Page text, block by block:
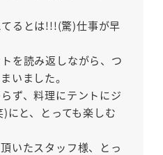
るとは!!!(驚)仕事が早
を読み返しながら、つ
いました。
ず、料理にテントにジ
にと、とっても楽しむ
いたスタッフ様、とっ